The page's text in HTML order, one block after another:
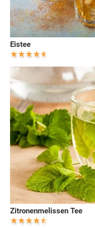
Eistee
Zitronenmelissen Tee